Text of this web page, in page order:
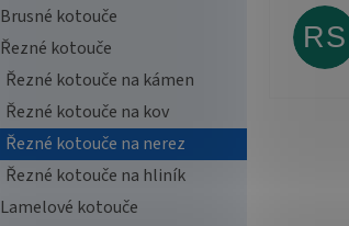
Brusné kotouče
Řezné kotouče
Řezné kotouče na kámen
Řezné kotouče na kov
Řezné kotouče na nerez
Řezné kotouče na hliník
Lamelové kotouče
RS